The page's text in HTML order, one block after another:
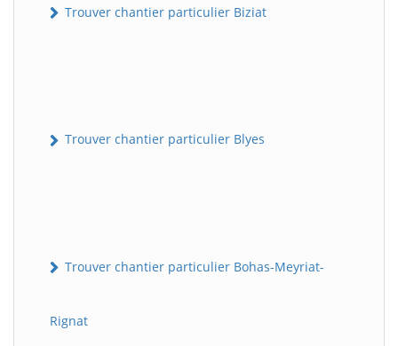
Trouver chantier particulier Biziat
Trouver chantier particulier Blyes
Trouver chantier particulier Bohas-Meyriat-
Rignat